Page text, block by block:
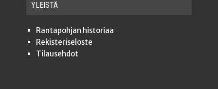
YLEISTÄ
Ran­ta­poh­jan historiaa
Rekis­te­ri­se­los­te
Tilauseh­dot